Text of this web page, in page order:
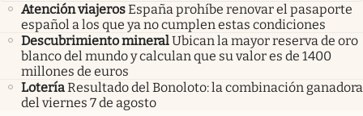
Atención viajerosEspaña prohíbe renovar el pasaporte
español a los que ya no cumplen estas condiciones
Descubrimiento mineralUbican la mayor reserva de oro
blanco del mundo y calculan que su valor es de 1400
millones de euros
LoteríaResultado del Bonoloto: la combinación ganadora
del viernes 7 de agosto